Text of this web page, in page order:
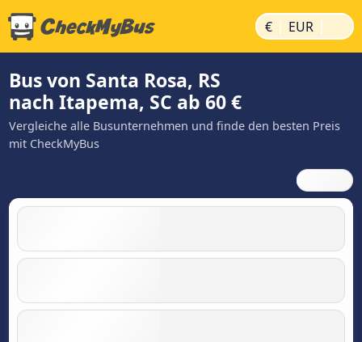
€ | EUR |
Bus von Santa Rosa, RS
nach Itapema, SC ab 60 €
Vergleiche alle Busunternehmen und finde den besten Preis
mit CheckMyBus